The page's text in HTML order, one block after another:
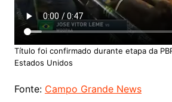
Título foi confirmado durante etapa da
Estados Unidos
Fonte: Campo Grande News